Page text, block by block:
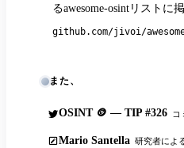
るawesome-osintリストに
github.com/jivoi/
また、
OSINT 🪙 — TIP #326 コ
Mario Santella 研究者によ